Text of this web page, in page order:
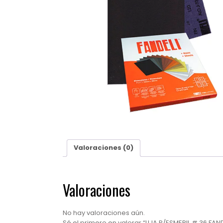
Valoraciones (0)
Valoraciones
No hay valoraciones aún.